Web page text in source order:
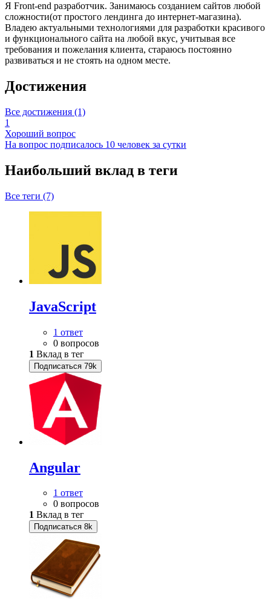
Я Front-end разработчик. Занимаюсь созданием сайтов любой
сложности(от простого лендинга до интернет-магазина).
Владею актуальными технологиями для разработки красивого
и функционального сайта на любой вкус, учитывая все
требования и пожелания клиента, стараюсь постоянно
развиваться и не стоять на одном месте.
Достижения
Все достижения (1)
1
Хороший вопрос
На вопрос подписалось 10 человек за сутки
Наибольший вклад в теги
Все теги (7)
JavaScript
1 ответ
0 вопросов
1 Вклад в тег
Подписаться 79k
Angular
1 ответ
0 вопросов
1 Вклад в тег
Подписаться 8k